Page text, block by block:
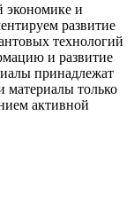
и
развитие
технологий
и развитие
принадлежат
только
активной